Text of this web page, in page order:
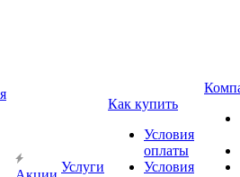
Услуги
Как купить
Условия
оплаты
Условия